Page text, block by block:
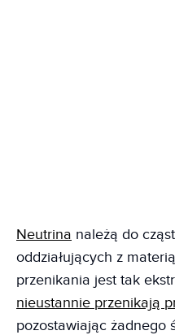
Neutrina należą do
oddziałujących z
przenikania jest tak
nieustannie przenikają
pozostawiając żadnego